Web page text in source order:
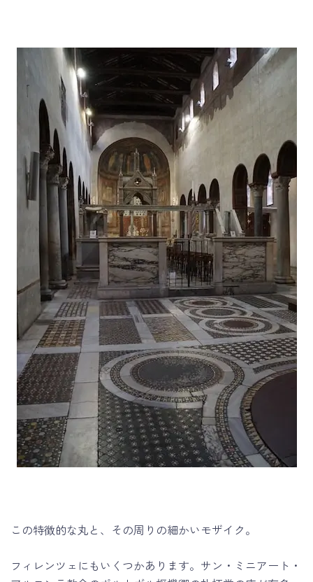
この特徴的な丸と、その周りの細かいモザイク。
フィレンツェにもいくつかあります。サン・ミニアート・